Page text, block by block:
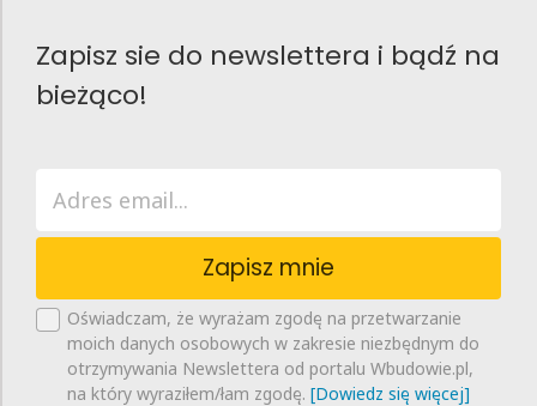
Zapisz sie do newslettera i bądź na
bieżąco!
Zapisz mnie
Oświadczam, że wyrażam zgodę na przetwarzanie
moich danych osobowych w zakresie niezbędnym do
otrzymywania Newslettera od portalu Wbudowie.pl,
na który wyraziłem/łam zgodę. [Dowiedz się więcej]